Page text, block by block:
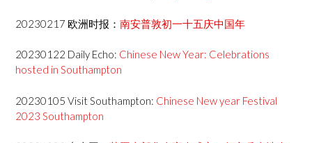
20230217 欧洲时报： 南安普敦初一十五庆中国年
20230122 Daily Echo: Chinese New Year: Celebrations
hosted in Southampton
20230105 Visit Southampton: Chinese New year Festival
2023 Southampton